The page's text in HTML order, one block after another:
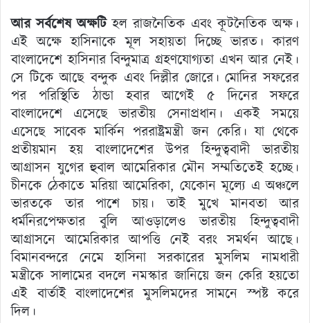
আর সর্বশেষ অক্ষটিহল রাজনৈতিক এবং কূটনৈতিক অক্ষ।
এই অক্ষে হাসিনাকে মূল সহায়তা দিচ্ছে ভারত। কারণ
বাংলাদেশে হাসিনার বিন্দুমাত্র গ্রহণযোগ্যতা এখন আর নেই।
সে টিকে আছে বন্দুক এবং দিল্লীর জোরে। মোদির সফরের
পর পরিস্থিতি ঠান্ডা হবার আগেই ৫ দিনের সফরে
বাংলাদেশে এসেছে ভারতীয় সেনাপ্রধান। একই সময়ে
এসেছে সাবেক মার্কিন পররাষ্ট্রমন্ত্রী জন কেরি। যা থেকে
প্রতীয়মান হয় বাংলাদেশের উপর হিন্দুত্ববাদী ভারতীয়
আগ্রাসন যুগের হুবাল আমেরিকার মৌন সম্মতিতেই হচ্ছে।
চীনকে ঠেকাতে মরিয়া আমেরিকা, যেকোন মূল্যে এ অঞ্চলে
ভারতকে তার পাশে চায়। তাই মুখে মানবতা আর
ধর্মনিরপেক্ষতার বুলি আওড়ালেও ভারতীয় হিন্দুত্ববাদী
আগ্রাসনে আমেরিকার আপত্তি নেই বরং সমর্থন আছে।
বিমানবন্দরে নেমে হাসিনা সরকারের মুসলিম নামধারী
মন্ত্রীকে সালামের বদলে নমস্কার জানিয়ে জন কেরি হয়তো
এই বার্তাই বাংলাদেশের মুসলিমদের সামনে স্পষ্ট করে
দিল।